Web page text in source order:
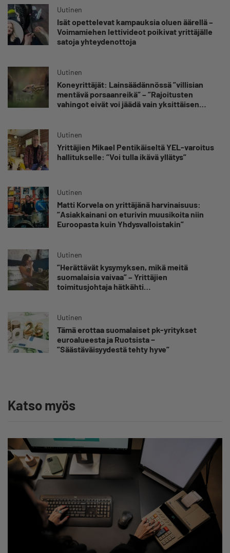
Uutinen
Isät opettelevat kampauksia oluen äärellä –
Voimamiehen lettivideot poikivat yrittäjälle
satoja yhteydenottoja
Uutinen
Koneyrittäjät: Lainsäädännössä ”villisian
mentävä porsaanreikä” – ”Rajoitusten
vahingot eivät voi jäädä vain yksittäisen
Uutinen
Yrittäjien Mikael Pentikäiseltä YEL-varoitus
hallitukselle: ”Voi tulla ikävä yllätys”
Uutinen
Matti Korvela on yrittäjänä harvinaisuus:
”Asiakkainani on eturivin muusikoita niin
Euroopasta kuin Yhdysvalloistakin”
Uutinen
”Herättävät kysymyksen, mikä meitä
suomalaisia vaivaa” – Yrittäjien
toimitusjohtaja hätkähti
Uutinen
Tämä erottaa suomalaiset pk-yritykset
euroalueesta ja Ruotsista −
”Säästäväisyydestä tehty hyve”
Katso myös